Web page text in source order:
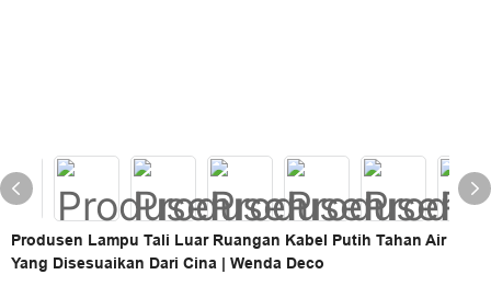
Produsen Lampu Tali Luar Ruangan Kabel Putih Tahan Air
Yang Disesuaikan Dari Cina | Wenda Deco